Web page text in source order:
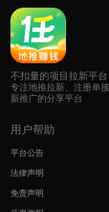
不扣量的项目拉新平台
专注地推拉新、注册单
新推广的分享平台
用户帮助
平台公告
法律声明
免责声明